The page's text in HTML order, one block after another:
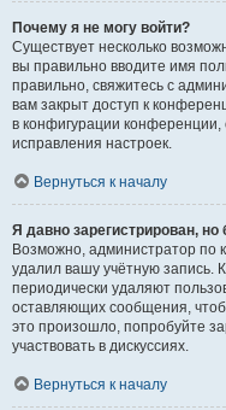
Почему я не могу войти?
Существует несколько
вы правильно вводите имя
правильно, свяжитесь с
вам закрыт доступ к
в конфигурации
исправления настроек.
Вернуться к началу
Я давно зарегистрирован,
Возможно, администратор по
удалил вашу учётную запись.
периодически удаляют
оставляющих сообщения,
это произошло, попробуйте
участвовать в дискуссиях.
Вернуться к началу